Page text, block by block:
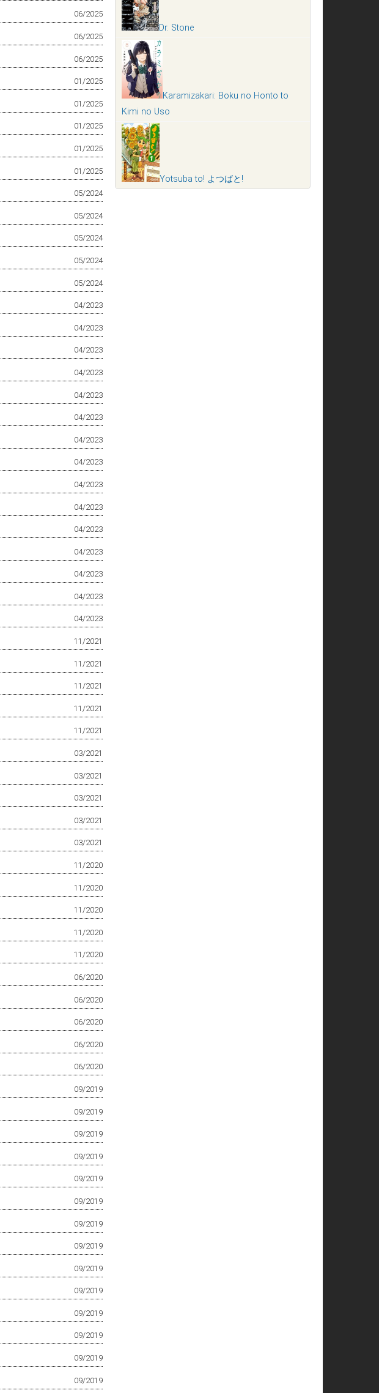
06/2025
06/2025
06/2025
01/2025
01/2025
01/2025
01/2025
01/2025
05/2024
05/2024
05/2024
05/2024
05/2024
04/2023
04/2023
04/2023
04/2023
04/2023
04/2023
04/2023
04/2023
04/2023
04/2023
04/2023
04/2023
04/2023
04/2023
04/2023
11/2021
11/2021
11/2021
11/2021
11/2021
03/2021
03/2021
03/2021
03/2021
03/2021
11/2020
11/2020
11/2020
11/2020
11/2020
06/2020
06/2020
06/2020
06/2020
06/2020
09/2019
09/2019
09/2019
09/2019
09/2019
09/2019
09/2019
09/2019
09/2019
09/2019
09/2019
09/2019
09/2019
09/2019
Dr. Stone
Karamizakari: Boku no Honto to
Kimi no Uso
Yotsuba to! よつばと!